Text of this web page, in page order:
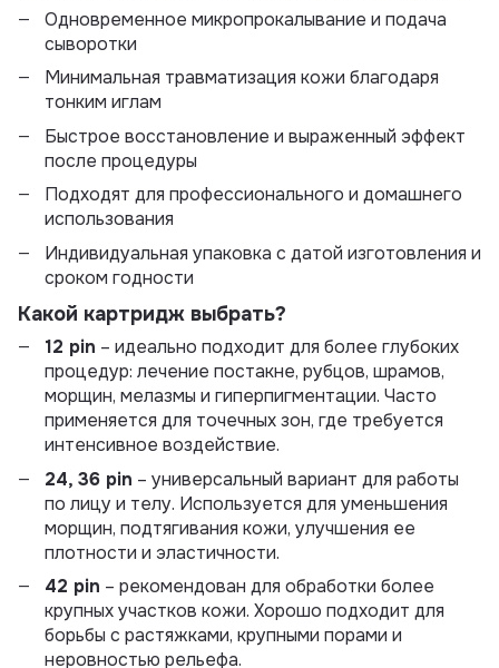
Одновременное микропрокалывание и подача
сыворотки
Минимальная травматизация кожи благодаря
тонким иглам
Быстрое восстановление и выраженный эффект
после процедуры
Подходят для профессионального и домашнего
использования
Индивидуальная упаковка с датой изготовления и
сроком годности
Какой картридж выбрать?
12 pin – идеально подходит для более глубоких
процедур: лечение постакне, рубцов, шрамов,
морщин, мелазмы и гиперпигментации. Часто
применяется для точечных зон, где требуется
интенсивное воздействие.
24, 36 pin – универсальный вариант для работы
по лицу и телу. Используется для уменьшения
морщин, подтягивания кожи, улучшения ее
плотности и эластичности.
42 pin – рекомендован для обработки более
крупных участков кожи. Хорошо подходит для
борьбы с растяжками, крупными порами и
неровностью рельефа.